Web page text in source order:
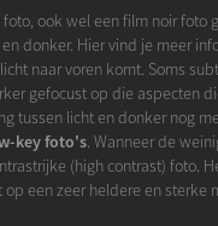
ook wel een film noir foto
donker. Hier vind je meer
naar voren komt. Soms
gefocust op die aspecten
tussen licht en donker nog
key foto's. Wanneer de
(high contrast) foto.
een zeer heldere en sterke